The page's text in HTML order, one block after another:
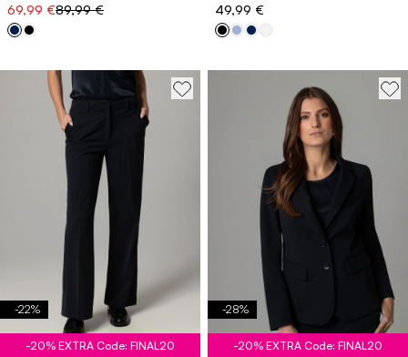
69,99 €89,99 €
49,99 €
-22%
-20% EXTRA Code: FINAL20
-28%
-20% EXTRA Code: FINAL20